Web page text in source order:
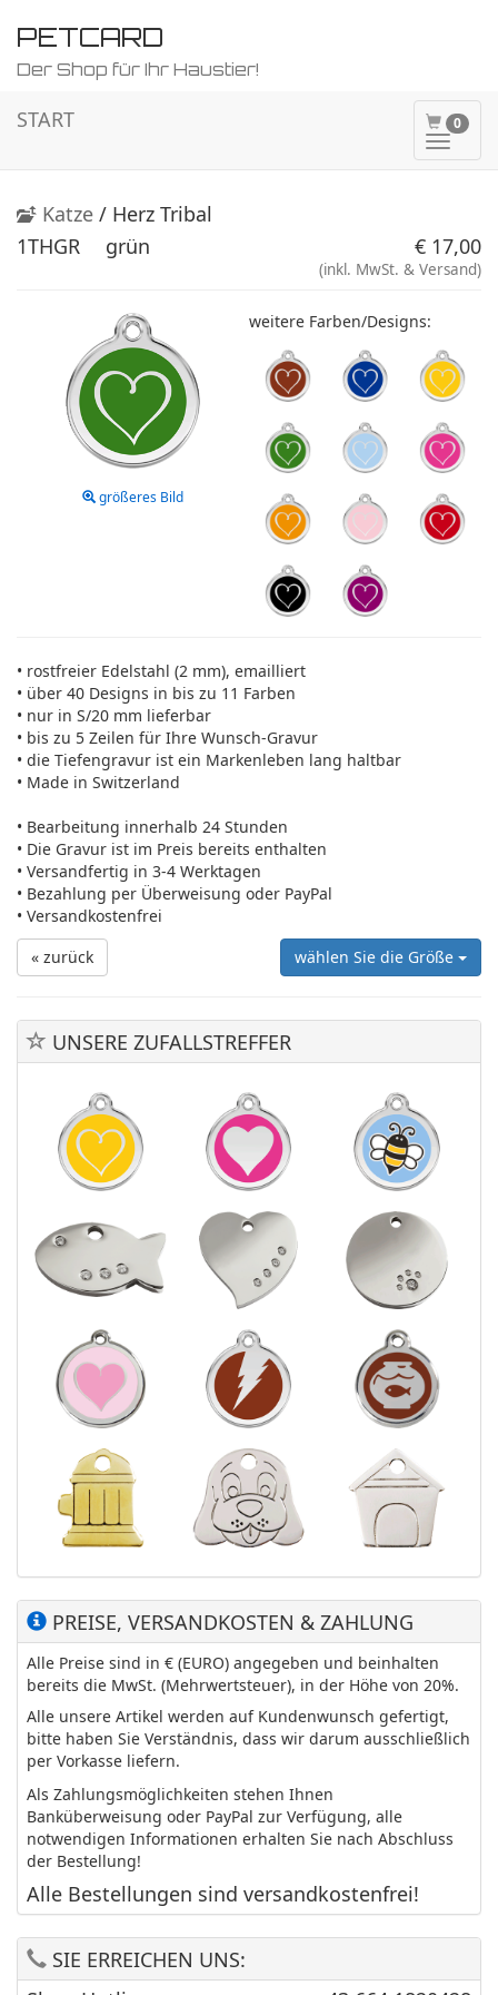
PETCARD
Der Shop für Ihr Haustier!
0
ein-/
START
Katze / Herz Tribal
1THGR
grün € 17,00
(inkl. MwSt. & Versand)
größeres Bild
weitere Farben/Designs:
• rostfreier Edelstahl (2 mm), emailliert
• über 40 Designs in bis zu 11 Farben
• nur in S/20 mm lieferbar
• bis zu 5 Zeilen für Ihre Wunsch-Gravur
• die Tiefengravur ist ein Markenleben lang haltbar
• Made in Switzerland
• Bearbeitung innerhalb 24 Stunden
• Die Gravur ist im Preis bereits enthalten
• Versandfertig in 3-4 Werktagen
• Bezahlung per Überweisung oder PayPal
• Versandkostenfrei
« zurück
wählen Sie die Größe
UNSERE ZUFALLSTREFFER
PREISE, VERSANDKOSTEN & ZAHLUNG
Alle Preise sind in € (EURO) angegeben und beinhalten
bereits die MwSt. (Mehrwertsteuer), in der Höhe von 20%.
Alle unsere Artikel werden auf Kundenwunsch gefertigt,
bitte haben Sie Verständnis, dass wir darum ausschließlich
per Vorkasse liefern.
Als Zahlungsmöglichkeiten stehen Ihnen
Banküberweisung oder PayPal zur Verfügung, alle
notwendigen Informationen erhalten Sie nach Abschluss
der Bestellung!
Alle Bestellungen sind versandkostenfrei!
SIE ERREICHEN UNS: